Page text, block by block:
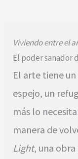
Viviendo entre el
El poder sanador
El arte tiene
espejo, un
más lo
manera de
Light, una